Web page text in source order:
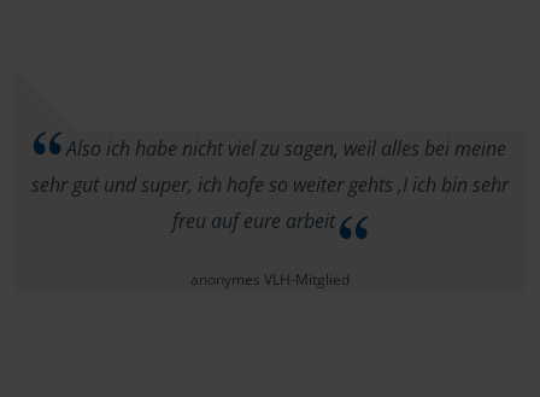
Also ich habe nicht viel zu sagen, weil alles bei meine
sehr gut und super, ich hofe so weiter gehts ,I ich bin sehr
freu auf eure arbeit
anonymes VLH-Mitglied